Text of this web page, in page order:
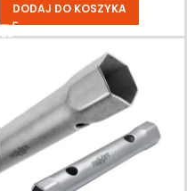
DODAJ DO KOSZYKA